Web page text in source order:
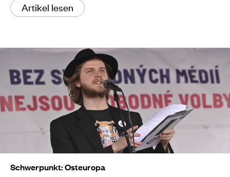
Artikel lesen
Schwerpunkt: Osteuropa